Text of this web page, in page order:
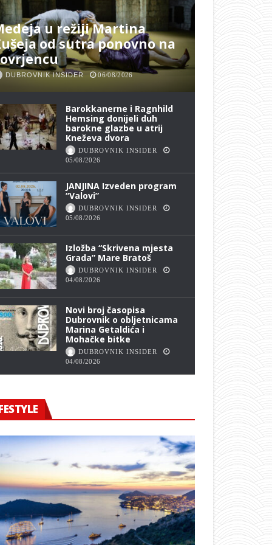
u režiji Martina
od sutra ponovno na
DUBROVNIK INSIDER 06/08/2026
Barokkanerne i Ragnhild
Hemsing donijeli duh
barokne glazbe u atrij
Kneževa dvora
DUBROVNIK INSIDER
05/08/2026
JANJINA Izveden program
“Valovi”
DUBROVNIK INSIDER
05/08/2026
Izložba “Skrivena mjesta
Grada” Mare Bratoš
DUBROVNIK INSIDER
04/08/2026
Novi broj časopisa
Dubrovnik o obljetnicama
Marina Getaldića i
Mohačke bitke
DUBROVNIK INSIDER
04/08/2026